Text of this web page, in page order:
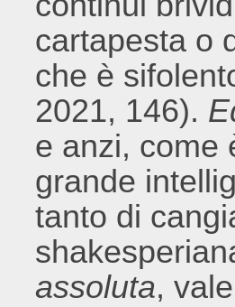
cartapesta o
che è
2021, 146).
e anzi, come
grande
tanto di
assoluta,